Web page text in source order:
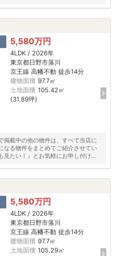
5,580万円
4LDK / 2026年
東京都日野市落川
京王線 高幡不動 徒歩14分
建物面積 97.7㎡
土地面積 105.42㎡
(31.89坪)
掲載中の他の物件は、すべて当店に
なる物件をまとめてご紹介させてい
見たい！』とお気軽にお申し付けく
5,580万円
4LDK / 2026年
東京都日野市落川
京王線 高幡不動 徒歩14分
建物面積 97.7㎡
土地面積 105.29㎡